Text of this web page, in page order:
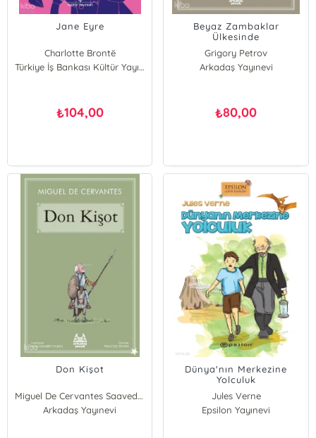
Jane Eyre
Charlotte Brontë
Türkiye İş Bankası Kültür Yayınları
₺104,00
Beyaz Zambaklar
Ülkesinde
Grigory Petrov
Arkadaş Yayınevi
₺80,00
Don Kişot
Miguel De Cervantes Saavedra
Arkadaş Yayınevi
Dünya'nın Merkezine
Yolculuk
Jules Verne
Epsilon Yayınevi